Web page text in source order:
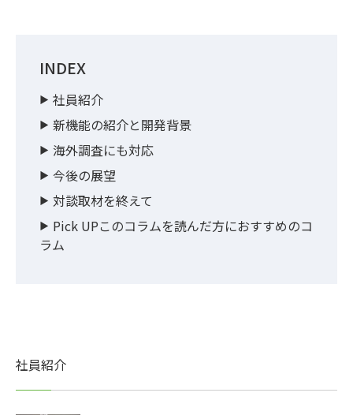
INDEX
社員紹介
新機能の紹介と開発背景
海外調査にも対応
今後の展望
対談取材を終えて
Pick UPこのコラムを読んだ方におすすめのコ
ラム
社員紹介